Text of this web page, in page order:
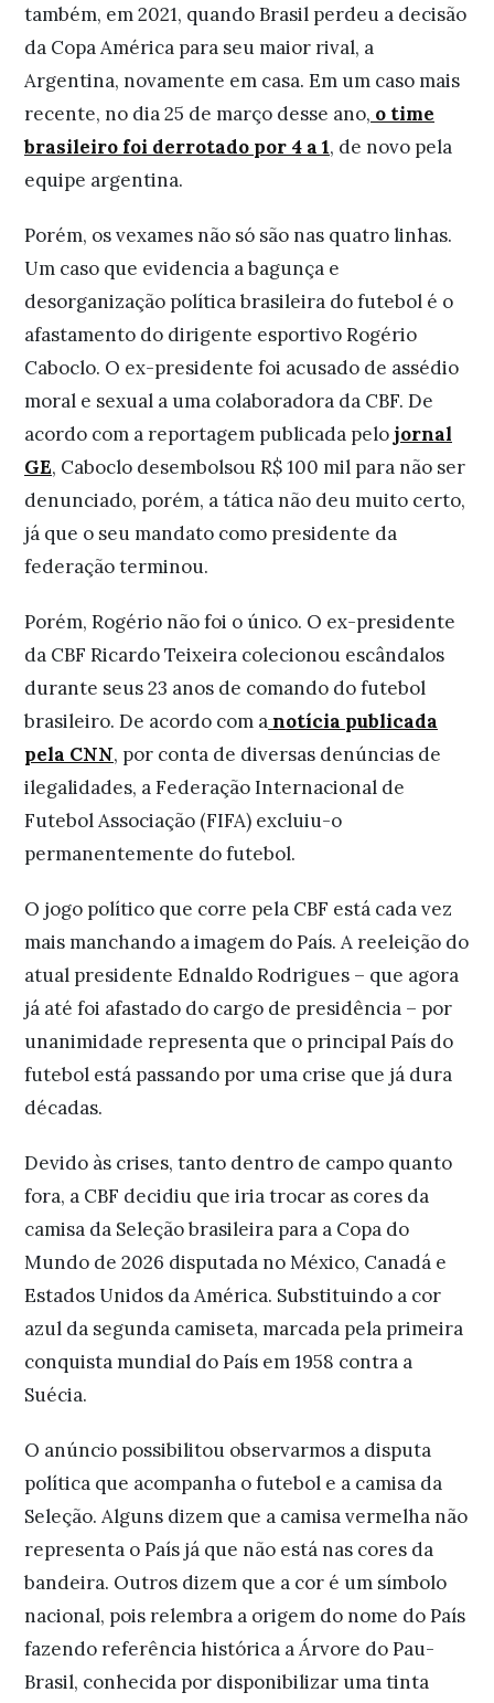
também, em 2021, quando Brasil perdeu a decisão
da Copa América para seu maior rival, a
Argentina, novamente em casa. Em um caso mais
recente, no dia 25 de março desse ano, o time
brasileiro foi derrotado por 4 a 1, de novo pela
equipe argentina.
Porém, os vexames não só são nas quatro linhas.
Um caso que evidencia a bagunça e
desorganização política brasileira do futebol é o
afastamento do dirigente esportivo Rogério
Caboclo. O ex-presidente foi acusado de assédio
moral e sexual a uma colaboradora da CBF. De
acordo com a reportagem publicada pelojornal
GE, Caboclo desembolsou R$ 100 mil para não ser
denunciado, porém, a tática não deu muito certo,
já que o seu mandato como presidente da
federação terminou.
Porém, Rogério não foi o único. O ex-presidente
da CBF Ricardo Teixeira colecionou escândalos
durante seus 23 anos de comando do futebol
brasileiro. De acordo com anotícia publicada
pela CNN, por conta de diversas denúncias de
ilegalidades, a Federação Internacional de
Futebol Associação (FIFA) excluiu-o
permanentemente do futebol.
O jogo político que corre pela CBF está cada vez
mais manchando a imagem do País. A reeleição do
atual presidente Ednaldo Rodrigues – que agora
já até foi afastado do cargo de presidência – por
unanimidade representa que o principal País do
futebol está passando por uma crise que já dura
décadas.
Devido às crises, tanto dentro de campo quanto
fora, a CBF decidiu que iria trocar as cores da
camisa da Seleção brasileira para a Copa do
Mundo de 2026 disputada no México, Canadá e
Estados Unidos da América. Substituindo a cor
azul da segunda camiseta, marcada pela primeira
conquista mundial do País em 1958 contra a
Suécia.
O anúncio possibilitou observarmos a disputa
política que acompanha o futebol e a camisa da
Seleção. Alguns dizem que a camisa vermelha não
representa o País já que não está nas cores da
bandeira. Outros dizem que a cor é um símbolo
nacional, pois relembra a origem do nome do País
fazendo referência histórica a Árvore do Pau-
Brasil, conhecida por disponibilizar uma tinta